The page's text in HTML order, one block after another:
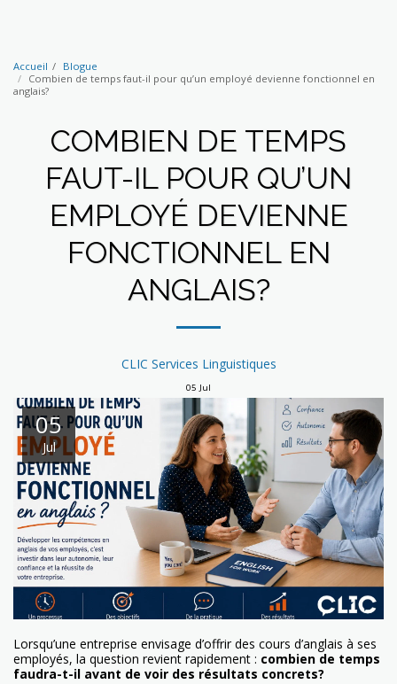
Accueil
Blogue
Combien de temps faut-il pour qu’un employé devienne fonctionnel en
anglais?
COMBIEN DE TEMPS
FAUT-IL POUR QU’UN
EMPLOYÉ DEVIENNE
FONCTIONNEL EN
ANGLAIS?
CLIC Services Linguistiques
05 Jul
05
Jul
Lorsqu’une entreprise envisage d’offrir des cours d’anglais à ses
employés, la question revient rapidement : combien de temps
faudra-t-il avant de voir des résultats concrets?